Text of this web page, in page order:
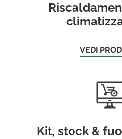
VEDI
Kit, stock &